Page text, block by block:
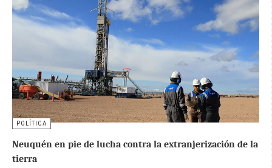
POLÍTICA
Neuquén en pie de lucha contra la extranjerización de la
tierra